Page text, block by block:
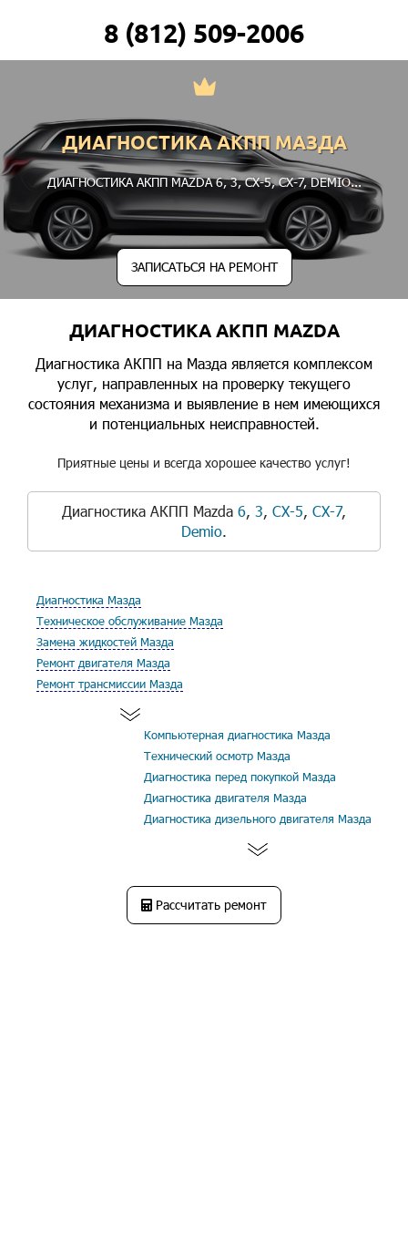
8 (812) 509-2006
ДИАГНОСТИКА АКПП МАЗДА
ДИАГНОСТИКА АКПП MAZDA6,3,CX-5,CX-7,DEMIO...
ЗАПИСАТЬСЯ НА РЕМОНТ
ДИАГНОСТИКА АКПП MAZDA
Диагностика АКПП на Мазда является комплексом
услуг, направленных на проверку текущего
состояния механизма и выявление в нем имеющихся
и потенциальных неисправностей.
Приятные цены и всегда хорошее качество услуг!
Диагностика АКПП Mazda 6, 3, CX-5, CX-7,
Demio.
Диагностика Мазда
Техническое обслуживание Мазда
Замена жидкостей Мазда
Ремонт двигателя Мазда
Ремонт трансмиссии Мазда
Компьютерная диагностика Мазда
Технический осмотр Мазда
Диагностика перед покупкой Мазда
Диагностика двигателя Мазда
Диагностика дизельного двигателя Мазда
Рассчитать ремонт